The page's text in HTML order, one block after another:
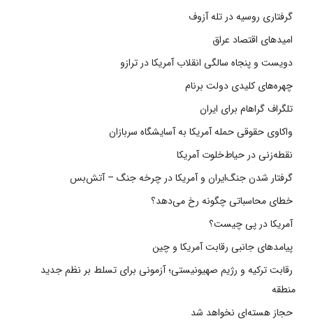
گرفتاری روسیه در تله آزوف
امیدهای اقتصاد عراق
دویست و پنجاه سالگی انقلاب آمریکا در ترازو
چهره‌های کلیدی دولت برنام
تلگراف گراهام برای ایران
واکاوی حقوقی حمله آمریکا به آسایشگاه سربازان
نقطه‌زنی در حیاط‌خلوت آمریکا
گرفتار شدن جنگ‌ایران و آمریکا در چرخه جنگ – آتش‌بس
خطای محاسباتی چگونه رخ می‌دهد؟
آمریکا در پی چیست؟
پیامدهای جانبی رقابت آمریکا و چین
رقابت ترکیه و رژیم صهیونیستی؛ آزمونی برای تسلط بر نظم جدید
منطقه
حجاز هسته‌ای نخواهد شد